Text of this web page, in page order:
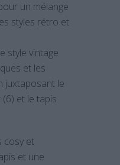
un mélange
styles rétro et
style vintage
et les
juxtaposant le
et le tapis
cosy et
et une